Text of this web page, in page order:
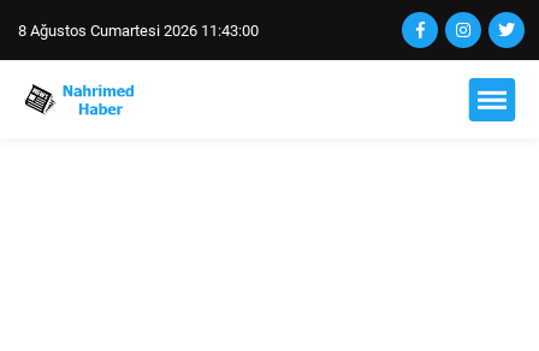
8 Ağustos Cumartesi 2026 11:43:01